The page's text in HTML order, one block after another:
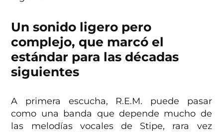
Un sonido ligero pero
complejo, que marcó el
estándar para las décadas
siguientes
A primera escucha, R.E.M. puede pasar
como una banda que depende mucho de
las melodías vocales de Stipe, rara vez